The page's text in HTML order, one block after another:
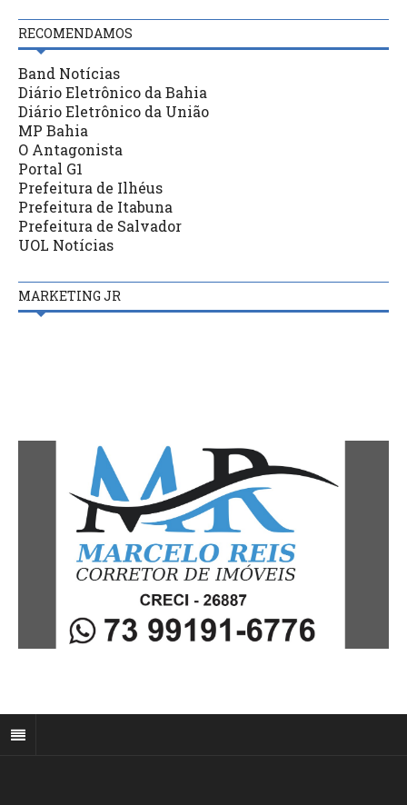
RECOMENDAMOS
Band Notícias
Diário Eletrônico da Bahia
Diário Eletrônico da União
MP Bahia
O Antagonista
Portal G1
Prefeitura de Ilhéus
Prefeitura de Itabuna
Prefeitura de Salvador
UOL Notícias
MARKETING JR